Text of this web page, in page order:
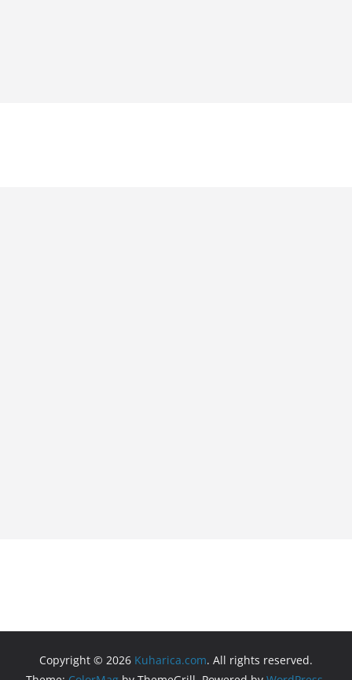
Copyright © 2026 Kuharica.com. All rights reserved.